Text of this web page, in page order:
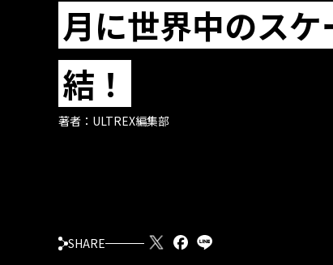
月に世界中のス
結！
著者： ULTREX編集部
SHARE